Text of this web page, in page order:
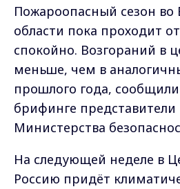
Пожароопасный сезон
области пока проходит
спокойно. Возгораний в
меньше, чем в
прошлого года,
брифинге
Министерства
На следующей неделе в
Россию придёт